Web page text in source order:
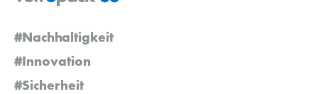
#Nachhaltigkeit
#Innovation
#Sicherheit